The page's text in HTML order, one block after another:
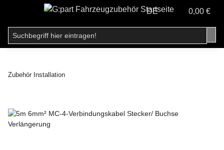
DE 0,00 €
Zubehör Installation